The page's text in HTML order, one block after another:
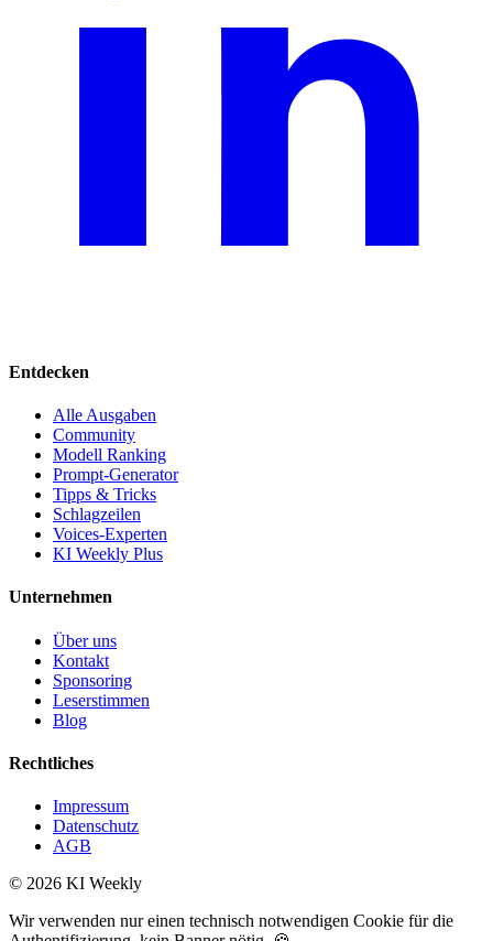
Entdecken
Alle Ausgaben
Community
Modell Ranking
Prompt-Generator
Tipps & Tricks
Schlagzeilen
Voices-Experten
KI Weekly Plus
Unternehmen
Über uns
Kontakt
Sponsoring
Leserstimmen
Blog
Rechtliches
Impressum
Datenschutz
AGB
© 2026 KI Weekly
Wir verwenden nur einen technisch notwendigen Cookie für die